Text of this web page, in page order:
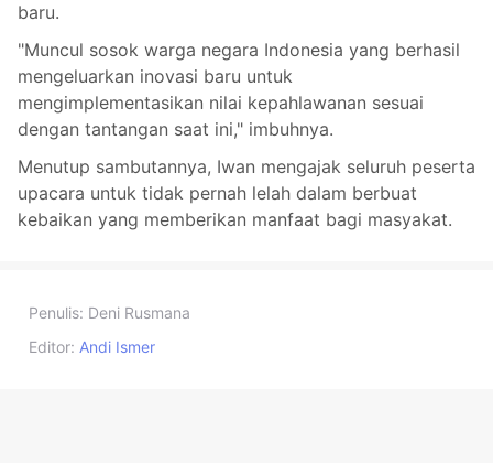
baru.
"Muncul sosok warga negara Indonesia yang berhasil
mengeluarkan inovasi baru untuk
mengimplementasikan nilai kepahlawanan sesuai
dengan tantangan saat ini," imbuhnya.
Menutup sambutannya, Iwan mengajak seluruh peserta
upacara untuk tidak pernah lelah dalam berbuat
kebaikan yang memberikan manfaat bagi masyakat.
Penulis: Deni Rusmana
Editor: Andi Ismer